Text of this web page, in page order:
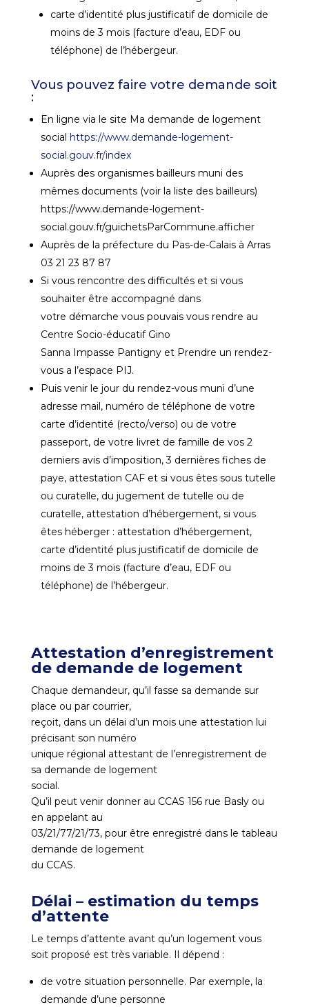
carte d’identité plus justificatif de domicile de
moins de 3 mois (facture d’eau, EDF ou
téléphone) de l’hébergeur.
Vous pouvez faire votre demande soit
:
En ligne via le site Ma demande de logement
social https://www.demande-logement-
social.gouv.fr/index
Auprès des organismes bailleurs muni des
mêmes documents (voir la liste des bailleurs)
https://www.demande-logement-
social.gouv.fr/guichetsParCommune.afficher
Auprès de la préfecture du Pas-de-Calais à Arras
03 21 23 87 87
Si vous rencontre des difficultés et si vous
souhaiter être accompagné dans
votre démarche vous pouvais vous rendre au
Centre Socio-éducatif Gino
Sanna Impasse Pantigny et Prendre un rendez-
vous a l’espace PIJ.
Puis venir le jour du rendez-vous muni d’une
adresse mail, numéro de téléphone de votre
carte d’identité (recto/verso) ou de votre
passeport, de votre livret de famille de vos 2
derniers avis d’imposition, 3 dernières fiches de
paye, attestation CAF et si vous êtes sous tutelle
ou curatelle, du jugement de tutelle ou de
curatelle, attestation d’hébergement, si vous
êtes héberger : attestation d’hébergement,
carte d’identité plus justificatif de domicile de
moins de 3 mois (facture d’eau, EDF ou
téléphone) de l’hébergeur.
Attestation d’enregistrement
de demande de logement
Chaque demandeur, qu’il fasse sa demande sur
place ou par courrier,
reçoit, dans un délai d’un mois une attestation lui
précisant son numéro
unique régional attestant de l’enregistrement de
sa demande de logement
social.
Qu’il peut venir donner au CCAS 156 rue Basly ou
en appelant au
03/21/77/21/73, pour être enregistré dans le tableau
demande de logement
du CCAS.
Délai – estimation du temps
d’attente
Le temps d’attente avant qu’un logement vous
soit proposé est très variable. Il dépend :
de votre situation personnelle. Par exemple, la
demande d’une personne